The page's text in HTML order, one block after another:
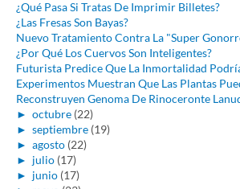
¿Qué Pasa Si Tratas De Imprimir Billetes?
¿Las Fresas Son Bayas?
Nuevo Tratamiento Contra La "Super
¿Por Qué Los Cuervos Son Inteligentes?
Futurista Predice Que La Inmortalidad
Experimentos Muestran Que Las Plantas
Reconstruyen Genoma De Rinoceronte
► octubre (22)
► septiembre (19)
► agosto (22)
► julio (17)
► junio (17)